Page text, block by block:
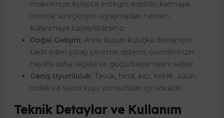
makinenize kolayca entegre edebilir, karmaşık
montaj süreçleriyle uğraşmadan hemen
kullanmaya başlayabilirsiniz.
Doğal Gelişim: Anne kuşun kuluçka davranışını
taklit eden yatay çevirme sistemi, civcivlerinizin
hayata daha sağlıklı ve güçlü başlamasını sağlar.
Geniş Uyumluluk: Tavuk, hindi, kaz, keklik, sülün,
ördek ve tavus kuşu yumurtaları için idealdir.
Teknik Detaylar ve Kullanım